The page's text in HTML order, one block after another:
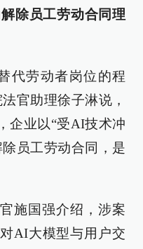
除员工劳动合同理
代劳动者岗位的程
官助理徐子淋说，
企业以“受AI技术冲
员工劳动合同，是
施国强介绍，涉案
AI大模型与用户交